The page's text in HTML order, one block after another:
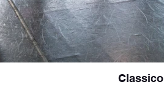
Classico